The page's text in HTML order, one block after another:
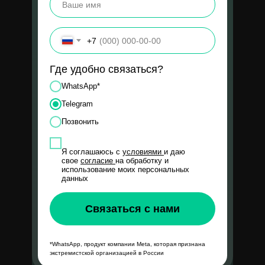
120%
Академия Нойманн -
За первый месяц работы
привели 5.370 подписчиков
с ценой 103р
Наше решение:
Клиенту требовалосьоперативно привлечь
подписчиков
на сетку районных Telegram-
каналов по
цене не выше 100 рублей за
подписчика.Важно было обеспечить
рост,
но при этом сохранить
вовлеченность аудитории.
Запрос клиента:
+7
Где удобно связаться?
WhatsApp*
Telegram
Позвонить
Я соглашаюсь с условиями и даю
свое согласие на обработку и
использование моих персональных
данных
Связаться с нами
*WhatsApp, продукт компании Meta, которая признана
экстремистской организацией в России